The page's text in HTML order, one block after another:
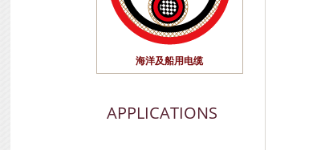
海洋及船用电缆
APPLICATIONS